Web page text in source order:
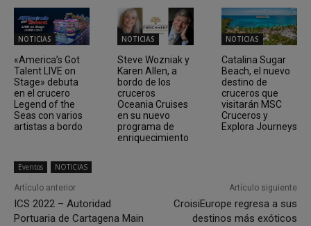
NOTICIAS
«America’s Got
Talent LIVE on
Stage» debuta
en el crucero
Legend of the
Seas con varios
artistas a bordo
NOTICIAS
Steve Wozniak y
Karen Allen, a
bordo de los
cruceros
Oceania Cruises
en su nuevo
programa de
enriquecimiento
NOTICIAS
Catalina Sugar
Beach, el nuevo
destino de
cruceros que
visitarán MSC
Cruceros y
Explora Journeys
Eventos NOTICIAS
Artículo anterior
ICS 2022 – Autoridad
Portuaria de Cartagena Main
Artículo siguiente
CroisiEurope regresa a sus
destinos más exóticos